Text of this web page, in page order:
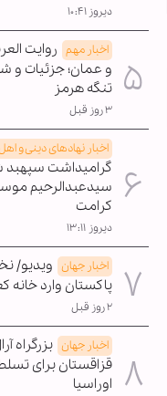
دیروز ۱۰:۴۱
اخبار مهم روایت
و عمان؛ جزئیات و
تنگه هرمز
۳ روز قبل
اخبار نهادهای دینی و
گرامیداشت سپهبد
سیدعبدالرحیم
کرامت
دیروز ۱۳:۱۱
اخبار جهان ویدیو/
پاکستان وارد خانه
۲ روز قبل
اخبار جهان بزرگراه
قزاقستان برای
اوراسیا